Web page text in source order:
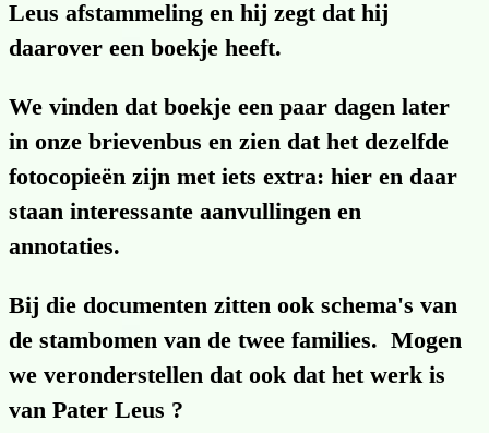
Leus afstam­meling en hij zegt dat hij
daarover een boekje heeft.
We vinden dat boekje een paar dagen later
in onze brie­venbus en zien dat het dezelfde
foto­copieën zijn met iets extra: hier en daar
staan interes­sante aanvul­lingen en
annotaties.
Bij die documenten zitten ook schema's van
de stambomen van de twee families. Mogen
we veronder­stellen dat ook dat het werk is
van Pater Leus ?